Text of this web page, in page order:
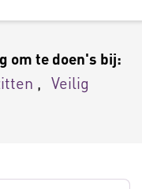
om te doen's bij:
Veilig